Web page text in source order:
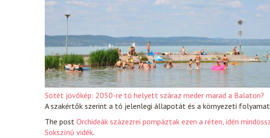
Sötét jövőkép: 2050-re tó helyett száraz meder marad a Balaton?
A szakértők szerint a tó jelenlegi állapotát és a környezeti
The post Orchideák százezrei pompáztak ezen a réten, idén
Sokszínű vidék.